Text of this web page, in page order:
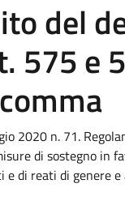
del
575 e
2020 n. 71.
di sostegno in
e di reati di genere